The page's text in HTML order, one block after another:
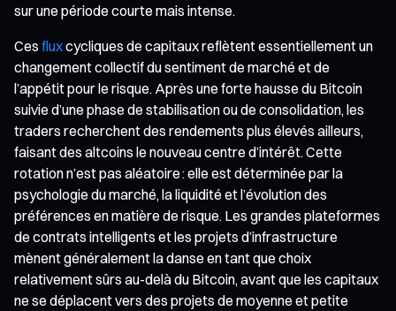
sur une période courte mais intense.
Ces fluxcycliques de capitaux reflètent essentiellement un
changement collectif du sentiment de marché et de
l’appétit pour le risque. Après une forte hausse du Bitcoin
suivie d’une phase de stabilisation ou de consolidation, les
traders recherchent des rendements plus élevés ailleurs,
faisant des altcoins le nouveau centre d’intérêt. Cette
rotation n’est pas aléatoire : elle est déterminée par la
psychologie du marché, la liquidité et l’évolution des
préférences en matière de risque. Les grandes plateformes
de contrats intelligents et les projets d’infrastructure
mènent généralement la danse en tant que choix
relativement sûrs au-delà du Bitcoin, avant que les capitaux
ne se déplacent vers des projets de moyenne et petite